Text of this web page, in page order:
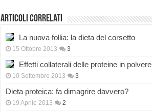
Articoli correlati
La nuova follia: la dieta del corsetto
15 Ottobre 2013 3
Effetti collaterali delle proteine in polvere
10 Settembre 2013 3
Dieta proteica: fa dimagrire davvero?
19 Aprile 2013 2